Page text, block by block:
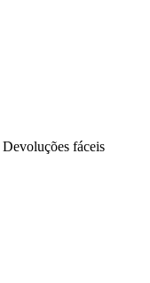
Devoluções fáceis